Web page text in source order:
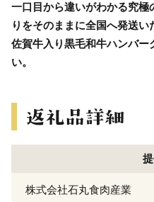
一口目から違いがわかる究
りをそのままに全国へ発送い
佐賀牛入り黒毛和牛ハンバー
い。
株式会社石丸食肉産業